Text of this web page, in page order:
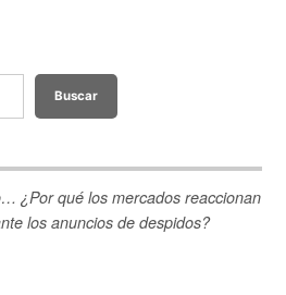
Buscar
¿Por qué los mercados reaccionan
los anuncios de despidos?